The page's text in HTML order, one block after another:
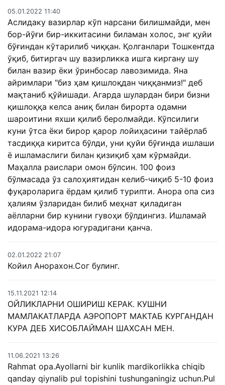
05.01.2022 11:40
Аслидаку вазирлар кўп нарсани билишмайди, мен
бор-йўғи бир-иккитасини биламан холос, энг қуйи
бўғиндан кўтарилиб чиққан. Қолганлари Тошкентда
ўқиб, битиргач шу вазирликка ишга киргану шу
билан вазир ёки ўринбосар лавозимида. Яна
айримлари "биз ҳам қишлоқдан чиққанмиз!" деб
мақтаниб қўйишади. Агарда шулардан бири бизни
қишлоққа келса аниқ билан бирорта одамни
шароитини яхши қилиб беролмайди. Кўпсилиги
куни ўтса ёки бирор қарор лойиҳасини тайёрлаб
тасдиққа киритса бўлди, уни қуйи бўғинда ишлаши
ё ишламаслиги билан қизиқиб ҳам кўрмайди.
Маҳалла раислари омон бўлсин. 100 фоиз
бўлмасада ўз салоҳиятидан келиб-чиқиб 5-10 фоиз
фуқароларига ёрдам қилиб турипти. Анора опа сиз
ҳалиям ўзларидан билиб меҳнат қиладиган
аёлларни бир кунини гувоҳи бўлдингиз. Ишламай
идорама-идора югурадигани қанча.
02.01.2022 21:07
Койил Анорахон.Сог булинг.
15.11.2021 12:14
ОЙЛИКЛАРНИ ОШИРИШ КЕРАК. КУШНИ
МАМЛАКАТЛАРДА АЭРОПОРТ МАКТАБ КУРГАНДАН
КУРА ДЕБ ХИСОБЛАЙМАН ШАХСАН МЕН.
11.06.2021 13:26
Rahmat opa.Ayollarni bir kunlik mardikorlikka chiqib
qanday qiynalib pul topishini tushunganingiz uchun.Pul